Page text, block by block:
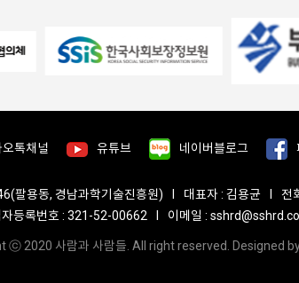
오톡채널 유튜브 네이버블로그
팔용동, 경남과학기술진흥원) 대표자 : 김용균
전
자등록번호 : 321-52-00662
이메일 :
ⓒ 2020 사람과 사람들. All right reserved. Designed